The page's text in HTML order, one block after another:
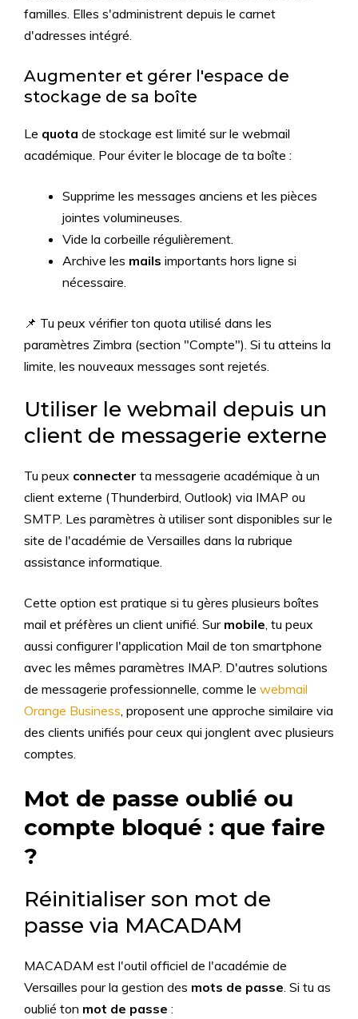
familles. Elles s'administrent depuis le carnet
d'adresses intégré.
Augmenter et gérer l'espace de
stockage de sa boîte
Le quota de stockage est limité sur le webmail
académique. Pour éviter le blocage de ta boîte :
Supprime les messages anciens et les pièces
jointes volumineuses.
Vide la corbeille régulièrement.
Archive les mails importants hors ligne si
nécessaire.
📌 Tu peux vérifier ton quota utilisé dans les
paramètres Zimbra (section "Compte"). Si tu atteins la
limite, les nouveaux messages sont rejetés.
Utiliser le webmail depuis un
client de messagerie externe
Tu peux connecter ta messagerie académique à un
client externe (Thunderbird, Outlook) via IMAP ou
SMTP. Les paramètres à utiliser sont disponibles sur le
site de l'académie de Versailles dans la rubrique
assistance informatique.
Cette option est pratique si tu gères plusieurs boîtes
mail et préfères un client unifié. Sur mobile, tu peux
aussi configurer l'application Mail de ton smartphone
avec les mêmes paramètres IMAP. D'autres solutions
de messagerie professionnelle, comme le webmail
Orange Business, proposent une approche similaire via
des clients unifiés pour ceux qui jonglent avec plusieurs
comptes.
Mot de passe oublié ou
compte bloqué : que faire
?
Réinitialiser son mot de
passe via MACADAM
MACADAM est l'outil officiel de l'académie de
Versailles pour la gestion des mots de passe. Si tu as
oublié ton mot de passe :